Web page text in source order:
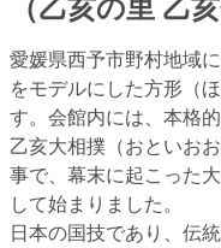
（乙亥の里 乙
愛媛県西予市野村地域
をモデルにした方形（
す。会館内には、本格
乙亥大相撲（おといお
事で、幕末に起こった
して始まりました。
日本の国技であり、伝